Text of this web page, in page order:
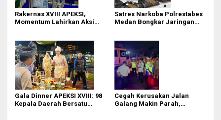
Rakernas XVIII APEKSI,
Momentum Lahirkan Aksi
Satres Narkoba Polrestabes
Medan Bongkar Jaringan
Beredar!
Gala Dinner APEKSI XVIII: 98
Kepala Daerah Bersatu
Cegah Kerusakan Jalan
Galang Makin Parah,